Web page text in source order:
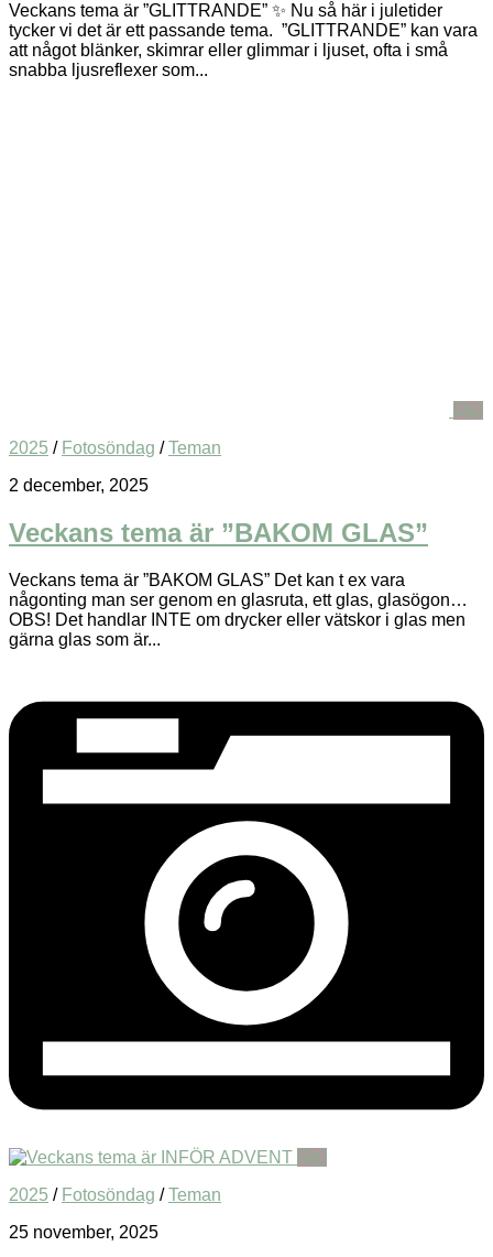
Veckans tema är ”GLITTRANDE” ✨ Nu så här i juletider
tycker vi det är ett passande tema. ”GLITTRANDE” kan vara
att något blänker, skimrar eller glimmar i ljuset, ofta i små
snabba ljusreflexer som...
0
2025 / Fotosöndag /Teman
2 december, 2025
Veckans tema är ”BAKOM GLAS”
Veckans tema är ”BAKOM GLAS” Det kan t ex vara
någonting man ser genom en glasruta, ett glas, glasögon…
OBS! Det handlar INTE om drycker eller vätskor i glas men
gärna glas som är...
0
2025 / Fotosöndag /Teman
25 november, 2025